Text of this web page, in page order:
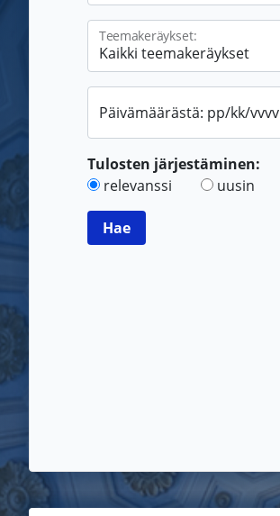
Teemakeräykset:
Päivämäärästä: pp/kk/vvvv
Tulosten järjestäminen:
relevanssi
uusin